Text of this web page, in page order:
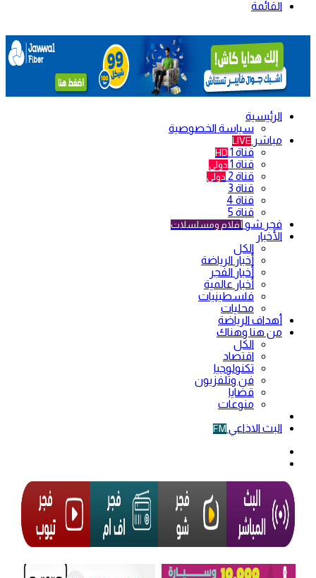
القائمة
الرئيسية
سياسة الخصوصية
مباشر LIVE
قناة 1 HD
قناة 1 دولي
قناة 2 دولي
قناة 3
قناة 4
قناة 5
فجر شو أفلام ومسلسلات
الأخبار
الكل
أخبار الرياضة
أخبار الفجر
أخبار عالمية
فلسطينيات
محليات
أهداف الرياضة
من هنا وهناك
الكل
اقتصاد
تكنولوجيا
فن وتلفزيون
قضايا
منوعات
البث الاذاعي FM